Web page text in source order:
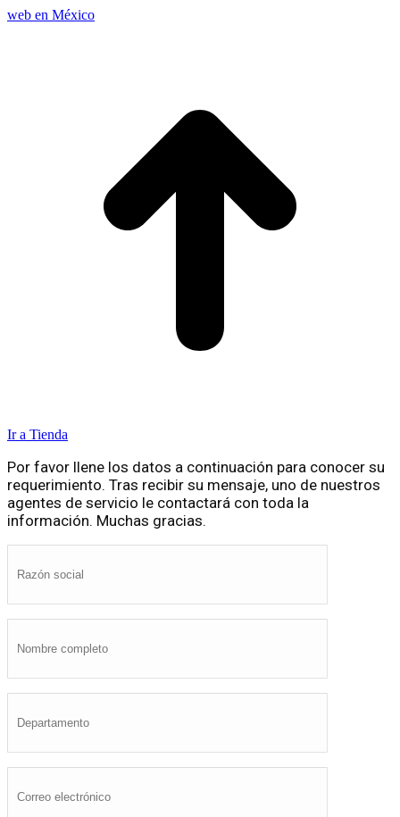
web en México
Ir a Tienda
Por favor llene los datos a continuación para conocer su
requerimiento. Tras recibir su mensaje, uno de nuestros
agentes de servicio le contactará con toda la
información. Muchas gracias.